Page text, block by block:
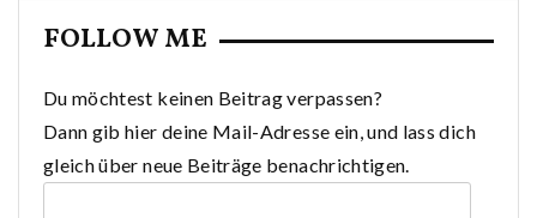
FOLLOW ME
Du möchtest keinen Beitrag verpassen?
Dann gib hier deine Mail-Adresse ein, und lass dich
gleich über neue Beiträge benachrichtigen.